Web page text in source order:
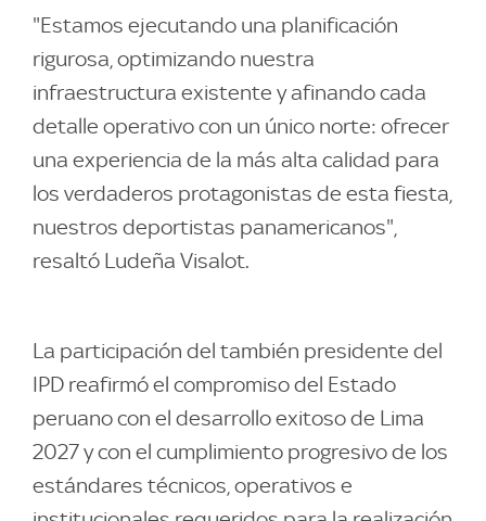
"Estamos ejecutando una planificación
rigurosa, optimizando nuestra
infraestructura existente y afinando cada
detalle operativo con un único norte: ofrecer
una experiencia de la más alta calidad para
los verdaderos protagonistas de esta fiesta,
nuestros deportistas panamericanos",
resaltó Ludeña Visalot.
La participación del también presidente del
IPD reafirmó el compromiso del Estado
peruano con el desarrollo exitoso de Lima
2027 y con el cumplimiento progresivo de los
estándares técnicos, operativos e